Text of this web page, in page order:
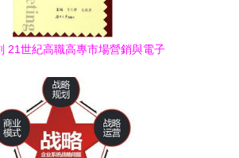
21世紀高職高專市場營銷與電子